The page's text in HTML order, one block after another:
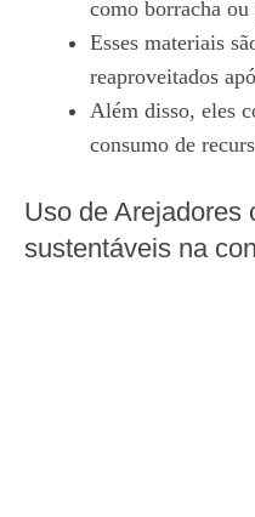
como borracha
Esses materiais
reaproveitados
Além disso, eles
consumo de
Uso de Arejadores
sustentáveis na